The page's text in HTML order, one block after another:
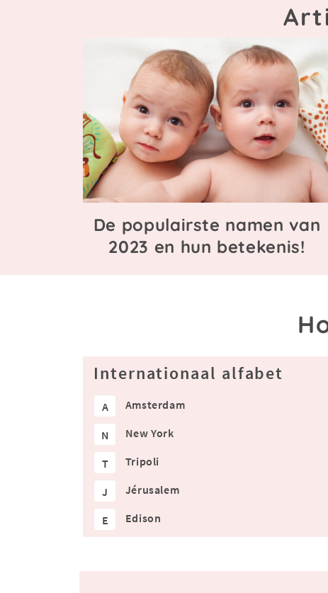
De populairste namen van
2023 en hun betekenis!
Internationaal alfabet
A Amsterdam
N New York
T Tripoli
J Jérusalem
E Edison